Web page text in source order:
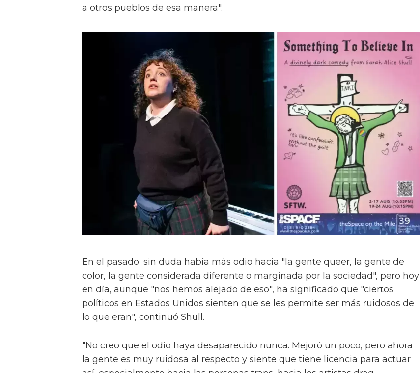
a otros pueblos de esa manera".
En el pasado, sin duda había más odio hacia "la gente queer, la gente de
color, la gente considerada diferente o marginada por la sociedad", pero hoy
en día, aunque "nos hemos alejado de eso", ha significado que "ciertos
políticos en Estados Unidos sienten que se les permite ser más ruidosos de
lo que eran", continuó Shull.
"No creo que el odio haya desaparecido nunca. Mejoró un poco, pero ahora
la gente es muy ruidosa al respecto y siente que tiene licencia para actuar